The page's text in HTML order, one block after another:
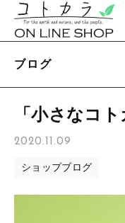
ブログ
「小さなコト
2020.11.09
ショップブログ
ログイン / 会
お気に入り
サステナ
親カテゴリ